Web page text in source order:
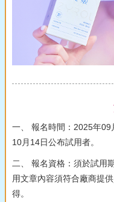
一、 報名時間：2025年
10月14日公布試用者。
二、 報名資格：須於試用
用文章內容須符合廠商提
得。